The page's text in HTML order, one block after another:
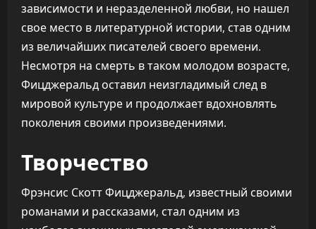
зависимости и неразделенной любви, но нашел
свое место в литературной истории, став одним
из величайших писателей своего времени.
Несмотря на смерть в таком молодом возрасте,
Фицджеральд оставил неизгладимый след в
мировой культуре и продолжает вдохновлять
поколения своими произведениями.
Творчество
Фрэнсис Скотт Фицджеральд, известный своими
романами и рассказами, стал одним из